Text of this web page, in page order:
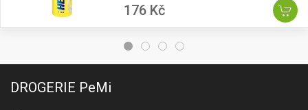
176 Kč
DROGERIE PeMi